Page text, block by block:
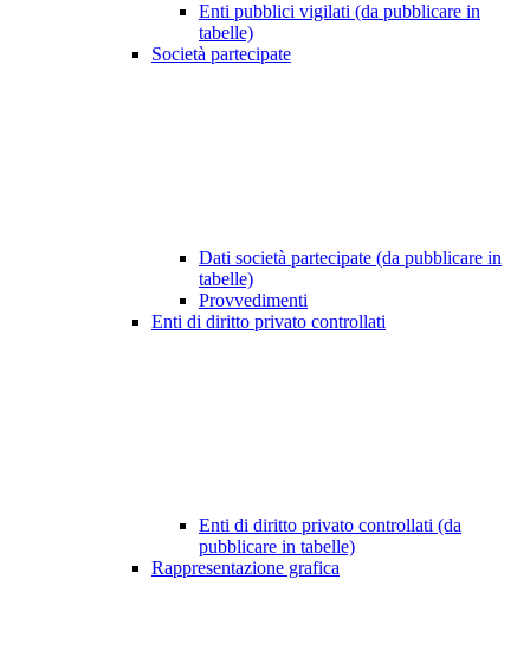
Enti pubblici vigilati (da pubblicare in
tabelle)
Società partecipate
Dati società partecipate (da pubblicare in
tabelle)
Provvedimenti
Enti di diritto privato controllati
Enti di diritto privato controllati (da
pubblicare in tabelle)
Rappresentazione grafica